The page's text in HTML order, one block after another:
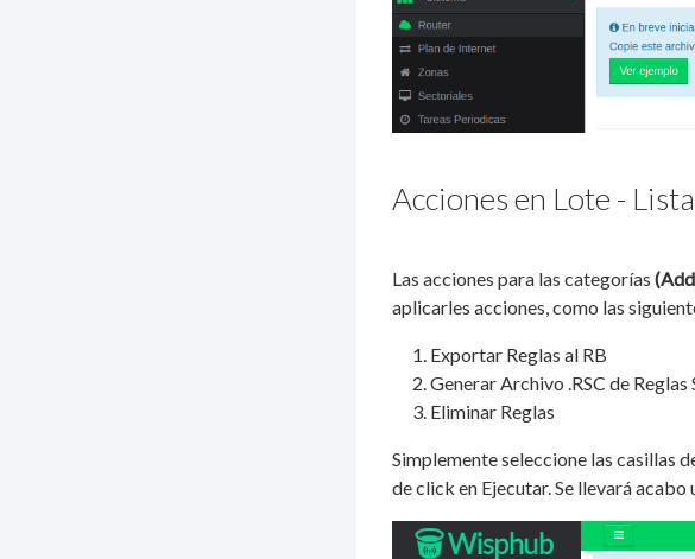
Acciones en Lote -
Las acciones para las categorías
aplicarles acciones, como las
Exportar Reglas al RB
Generar Archivo .RSC de Reglas
Eliminar Reglas
Simplemente seleccione las casillas
de click en Ejecutar. Se llevará